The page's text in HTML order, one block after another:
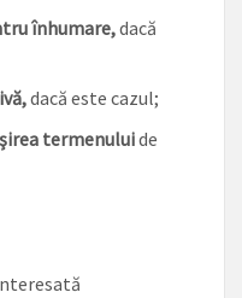
înhumare,dacă
dacă este cazul;
termenuluide